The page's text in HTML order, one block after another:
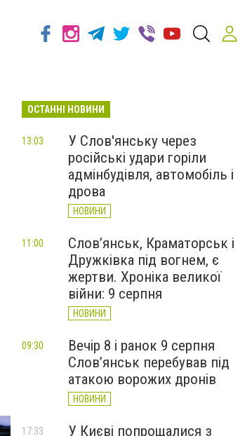
ОСТАННІ НОВИНИ
У Слов'янську через
російські удари горіли
адмінбудівля, автомобіль і
дрова
НОВИНИ
13:03
Слов’янськ, Краматорськ і
Дружківка під вогнем, є
жертви. Хроніка великої
війни: 9 серпня
НОВИНИ
11:00
Вечір 8 і ранок 9 серпня
Слов’янськ перебував під
атакою ворожих дронів
НОВИНИ
09:30
У Києві попрощалися з
17:33